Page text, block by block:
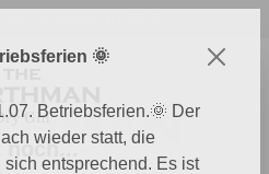
noch...
🌞
Betriebsferien.🌞 Der
wieder statt, die
entsprechend. Es ist